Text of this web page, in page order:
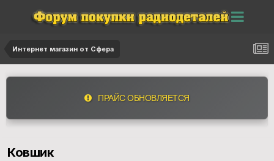
Интернет магазин от Сфера
ПРАЙС ОБНОВЛЯЕТСЯ
Ковшик